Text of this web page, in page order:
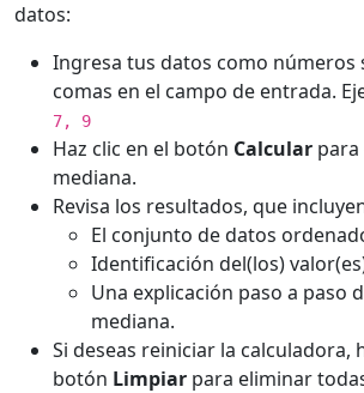
datos:
Ingresa tus datos como números
comas en el campo de entrada.
7, 9
Haz clic en el botón Calcular para
mediana.
Revisa los resultados, que
El conjunto de datos
Identificación del(los)
Una explicación paso a paso
mediana.
Si deseas reiniciar la calculadora,
botón Limpiar para eliminar